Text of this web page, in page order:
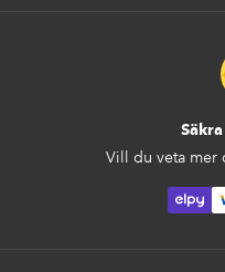
Vill du veta mer
elpy